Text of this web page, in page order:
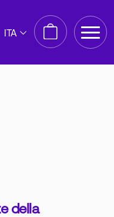
della
ITA